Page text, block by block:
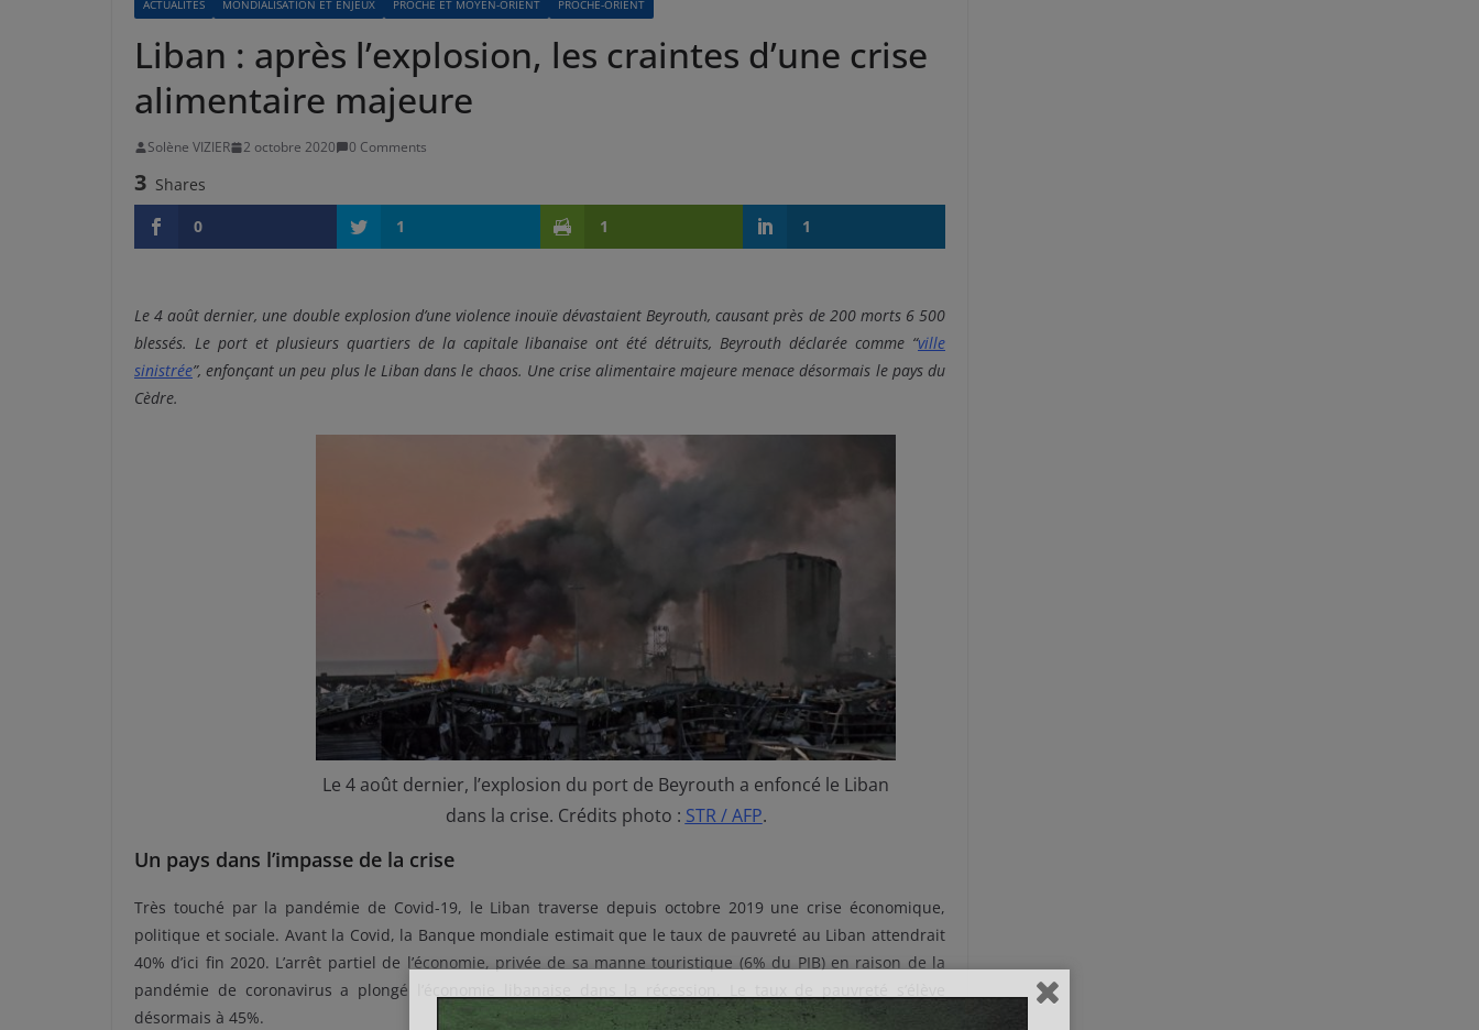
ACTUALITÉS MONDIALISATION ET ENJEUX PROCHE ET MOYEN-ORIENT PROCHE-ORIENT
Liban : après l’explosion, les craintes d’une crise
alimentaire majeure
Solène VIZIER 2 octobre 2020 0 Comments
3 Shares
0
1 1 1
Le 4 août dernier, une double explosion d’une violence inouïe dévastaient Beyrouth, causant près de 200 morts 6 500
blessés. Le port et plusieurs quartiers de la capitale libanaise ont été détruits, Beyrouth déclarée comme “ville
sinistrée”, enfonçant un peu plus le Liban dans le chaos. Une crise alimentaire majeure menace désormais le pays du
Cèdre.
Le 4 août dernier, l’explosion du port de Beyrouth a enfoncé le Liban
dans la crise. Crédits photo : STR / AFP.
Un pays dans l’impasse de la crise
Très touché par la pandémie de Covid-19, le Liban traverse depuis octobre 2019 une crise économique,
politique et sociale. Avant la Covid, la Banque mondiale estimait que le taux de pauvreté au Liban attendrait
40% d’ici fin 2020. L’arrêt partiel de l’économie, privée de sa manne touristique (6% du PIB) en raison de la
pandémie de coronavirus a plongé l’économie libanaise dans la récession. Le taux de pauvreté s’élève
désormais à 45%.